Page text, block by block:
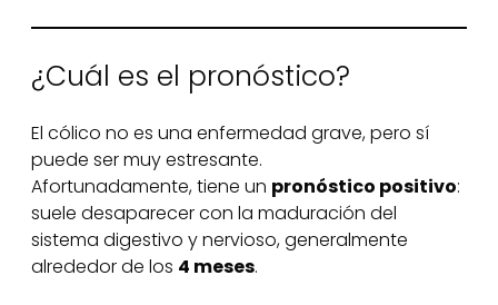
¿Cuál es el pronóstico?
El cólico no es una enfermedad grave, pero sí
puede ser muy estresante.
Afortunadamente, tiene un pronóstico positivo:
suele desaparecer con la maduración del
sistema digestivo y nervioso, generalmente
alrededor de los 4 meses.